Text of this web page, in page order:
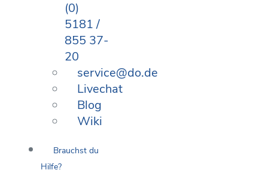
(0)
5181 /
855 37-
20
service@do.de
Livechat
Blog
Wiki
Brauchst du
Hilfe?